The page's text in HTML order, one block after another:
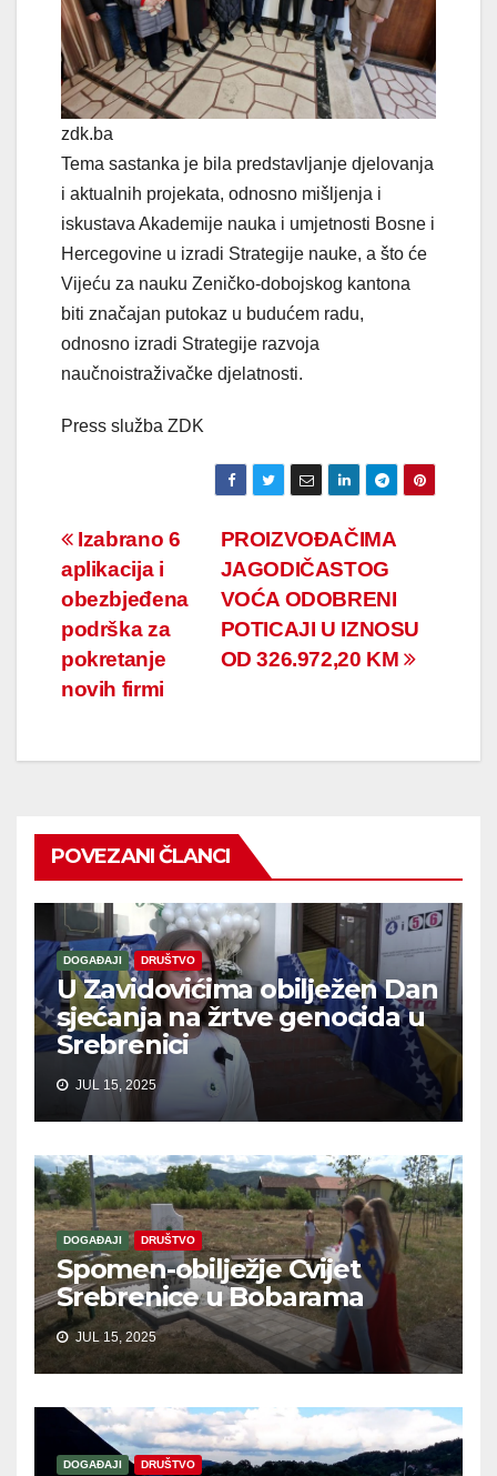
zdk.ba
Tema sastanka je bila predstavljanje djelovanja
i aktualnih projekata, odnosno mišljenja i
iskustava Akademije nauka i umjetnosti Bosne i
Hercegovine u izradi Strategije nauke, a što će
Vijeću za nauku Zeničko-dobojskog kantona
biti značajan putokaz u budućem radu,
odnosno izradi Strategije razvoja
naučnoistraživačke djelatnosti.
Press služba ZDK
Navigacija
članaka
PROIZVOĐAČIMA
JAGODIČASTOG
VOĆA ODOBRENI
POTICAJI U IZNOSU
OD 326.972,20 KM
Izabrano 6
aplikacija i
obezbjeđena
podrška za
pokretanje
novih firmi
POVEZANI ČLANCI
DOGAĐAJI DRUŠTVO
U Zavidovićima obilježen Dan
sjećanja na žrtve genocida u
Srebrenici
JUL 15, 2025
DOGAĐAJI DRUŠTVO
Spomen-obilježje Cvijet
Srebrenice u Bobarama
JUL 15, 2025
DOGAĐAJI DRUŠTVO